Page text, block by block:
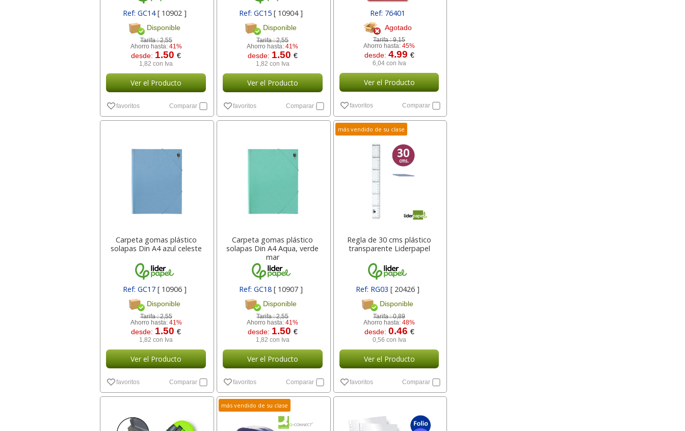
Ref: GC14[ 10902 ]
Disponible
Tarifa :2,55
Ahorro hasta: 41%
desde: 1.50€
1,82 con Iva
Ver el Producto
favoritos Comparar
Ref: GC15[ 10904 ]
Disponible
Tarifa :2,55
Ahorro hasta:41%
desde: 1.50 €
1,82 con Iva
Ver el Producto
favoritos Comparar
Ref: 76401
Agotado
Tarifa :9,15
Ahorro hasta: 45%
desde: 4.99 €
6,04 con Iva
Ver el Producto
favoritos Comparar
Carpeta gomas plástico
solapas Din A4 azul celeste
Ref: GC17 [ 10906 ]
Disponible
Tarifa :2,55
Ahorro hasta: 41%
desde: 1.50€
1,82 con Iva
Ver el Producto
favoritos Comparar
Carpeta gomas plástico
solapas Din A4 Aqua, verde
mar
Ref: GC18[ 10907 ]
Disponible
Tarifa :2,55
Ahorro hasta:41%
desde: 1.50 €
1,82 con Iva
Ver el Producto
favoritos Comparar
más vendido de su clase
Regla de 30 cms plástico
transparente Liderpapel
Ref: RG03 [ 20426 ]
Disponible
Tarifa :0,89
Ahorro hasta: 48%
desde: 0.46 €
0,56 con Iva
Ver el Producto
favoritos Comparar
más vendido de su clase